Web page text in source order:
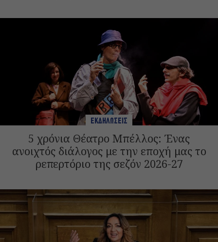
ΕΚΔΗΛΩΣΕΙΣ
5 χρόνια Θέατρο Μπέλλος: Ένας
ανοιχτός διάλογος με την εποχή μας το
ρεπερτόριο της σεζόν 2026-27